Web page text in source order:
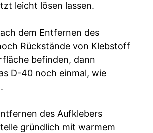
leicht lösen lassen.
dem Entfernen des
Rückstände von Klebstoff
befinden, dann
D-40 noch einmal, wie
des Aufklebers
gründlich mit warmem